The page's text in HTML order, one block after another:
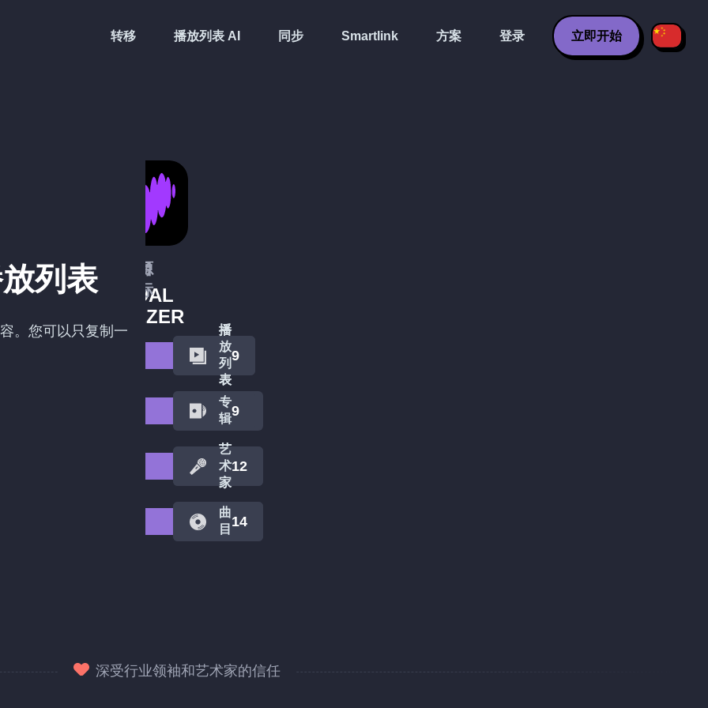
转移 播放列表 AI 同步 Smartlink 方案 登录 立即开始
列表
。您可以只复制一
源
TIDAL
播
放
列
表
9
专
辑18
艺
术
家
16
曲
目 17
目
标
DEEZER
播
放
列
表
14
专
辑18
艺
术
家
23
曲
目 23
深受行业领袖和艺术家的信任